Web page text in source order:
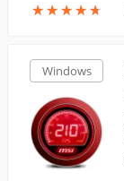
★★★★★
★★★★★
Windows